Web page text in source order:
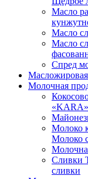
Масло
Масло
Масло
Спред
Молочная
«KARA»
Молоко
Молоко
Сливки
сливки